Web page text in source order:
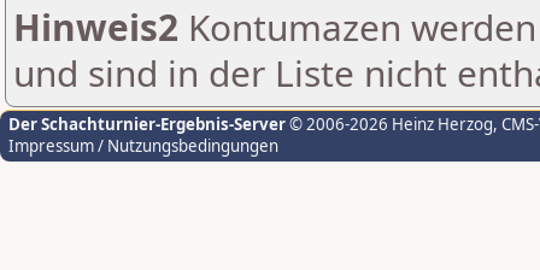
Hinweis2 Kontumazen
und sind in der Liste nicht
Der Schachturnier-Ergebnis-Server© 2006-2026 Heinz Herzog,
Impressum / Nutzungsbedingungen